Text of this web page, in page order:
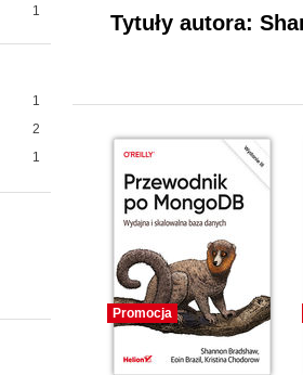
1
1
2
1
Tytuły autora:
Promocja